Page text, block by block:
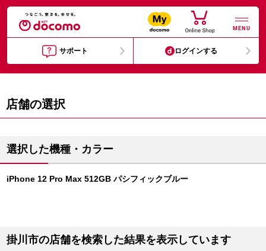
MENU
サポート ログインする
店舗の選択
選択した機種・カラー
iPhone 12 Pro Max 512GB パシフィックブルー
掛川市の店舗を検索した結果を表示しています